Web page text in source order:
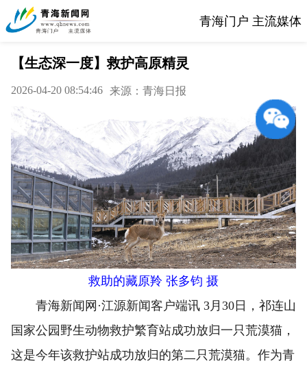
青海门户 主流媒体
【生态深一度】救护高原精灵
2026-04-20 08:54:46 来源：青海日报
救助的藏原羚 张多钧 摄
青海新闻网·江源新闻客户端讯 3月30日，祁连山
国家公园野生动物救护繁育站成功放归一只荒漠猫，
这是今年该救护站成功放归的第二只荒漠猫。作为青